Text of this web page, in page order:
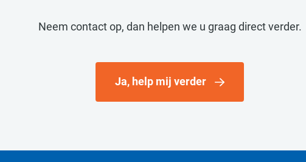
Neem contact op, dan helpen we u graag direct verder.
Ja, help mij verder